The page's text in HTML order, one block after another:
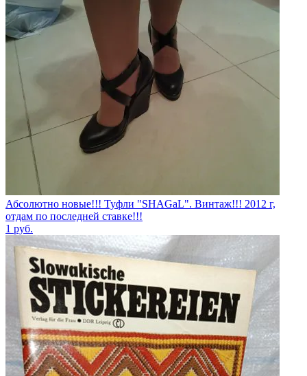
Абсолютно новые!!! Туфли "SHAGаL". Винтаж!!! 2012 г,
отдам по последней ставке!!!
1 руб.